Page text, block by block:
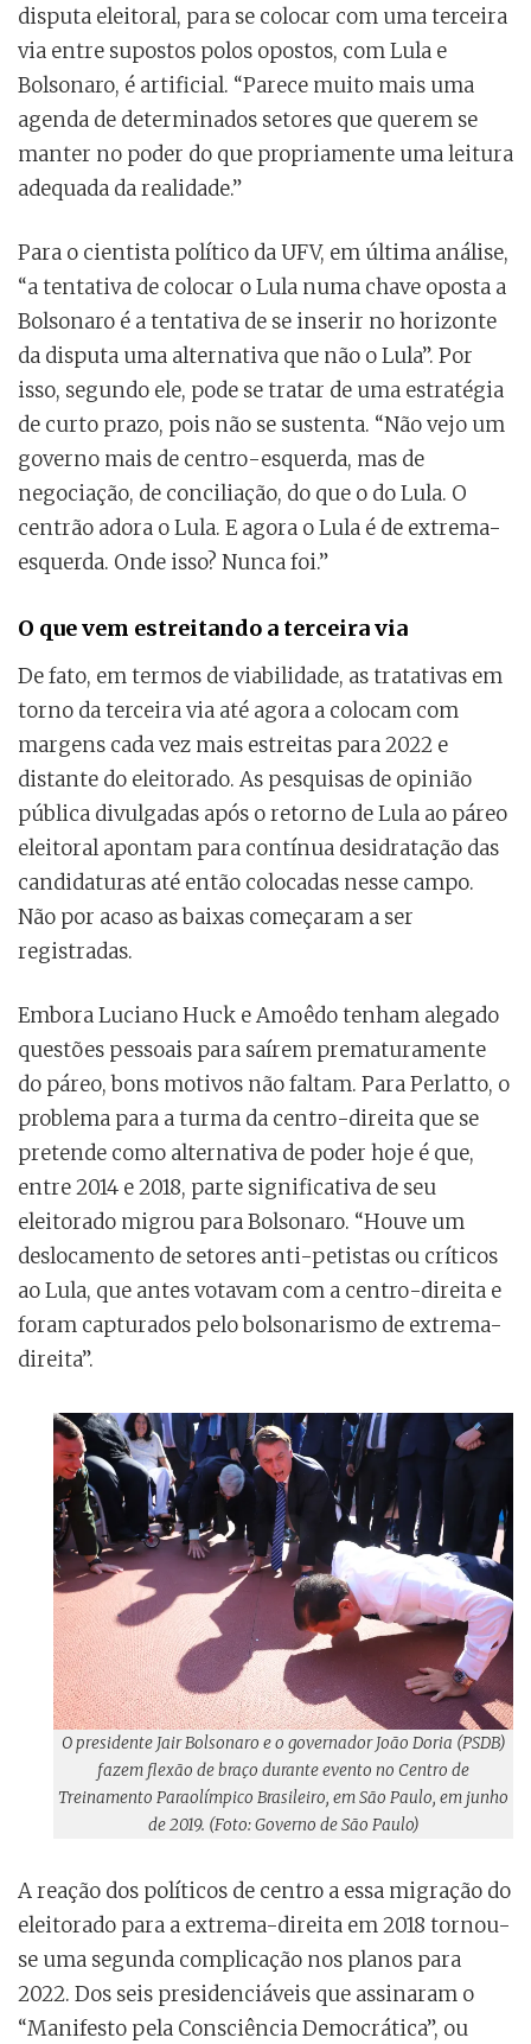
disputa eleitoral, para se colocar com uma terceira
via entre supostos polos opostos, com Lula e
Bolsonaro, é artificial. “Parece muito mais uma
agenda de determinados setores que querem se
manter no poder do que propriamente uma leitura
adequada da realidade.”
Para o cientista político da UFV, em última análise,
“a tentativa de colocar o Lula numa chave oposta a
Bolsonaro é a tentativa de se inserir no horizonte
da disputa uma alternativa que não o Lula”. Por
isso, segundo ele, pode se tratar de uma estratégia
de curto prazo, pois não se sustenta. “Não vejo um
governo mais de centro-esquerda, mas de
negociação, de conciliação, do que o do Lula. O
centrão adora o Lula. E agora o Lula é de extrema-
esquerda. Onde isso? Nunca foi.”
O que vem estreitando a terceira via
De fato, em termos de viabilidade, as tratativas em
torno da terceira via até agora a colocam com
margens cada vez mais estreitas para 2022 e
distante do eleitorado. As pesquisas de opinião
pública divulgadas após o retorno de Lula ao páreo
eleitoral apontam para contínua desidratação das
candidaturas até então colocadas nesse campo.
Não por acaso as baixas começaram a ser
registradas.
Embora Luciano Huck e Amoêdo tenham alegado
questões pessoais para saírem prematuramente
do páreo, bons motivos não faltam. Para Perlatto, o
problema para a turma da centro-direita que se
pretende como alternativa de poder hoje é que,
entre 2014 e 2018, parte significativa de seu
eleitorado migrou para Bolsonaro. “Houve um
deslocamento de setores anti-petistas ou críticos
ao Lula, que antes votavam com a centro-direita e
foram capturados pelo bolsonarismo de extrema-
direita”.
O presidente Jair Bolsonaro e o governador João Doria (PSDB)
fazem flexão de braço durante evento no Centro de
Treinamento Paraolímpico Brasileiro, em São Paulo, em junho
de 2019. (Foto: Governo de São Paulo)
A reação dos políticos de centro a essa migração do
eleitorado para a extrema-direita em 2018 tornou-
se uma segunda complicação nos planos para
2022. Dos seis presidenciáveis que assinaram o
“Manifesto pela Consciência Democrática”, ou